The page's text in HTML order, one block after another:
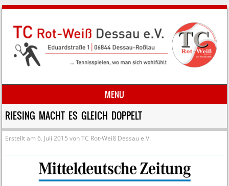
MENU
Skip to content
RIESING MACHT ES GLEICH DOPPELT
Erstellt am6. Juli 2015 vonTC Rot-Weiß Dessau e.V.